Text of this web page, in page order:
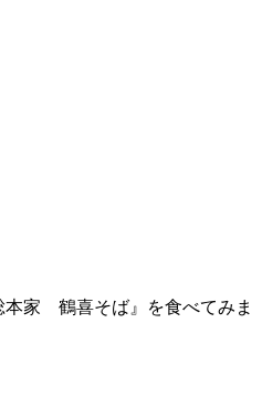
本家 鶴喜そば』を食べてみま